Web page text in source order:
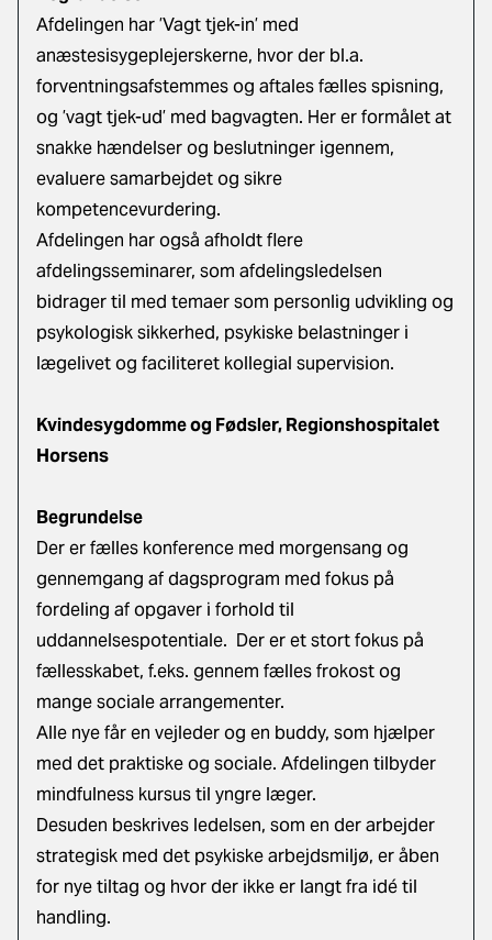
Afdelingen har ’Vagt tjek-in’ med
anæstesisygeplejerskerne, hvor der bl.a.
forventningsafstemmes og aftales fælles spisning,
og ’vagt tjek-ud’ med bagvagten. Her er formålet at
snakke hændelser og beslutninger igennem,
evaluere samarbejdet og sikre
kompetencevurdering.
Afdelingen har også afholdt flere
afdelingsseminarer, som afdelingsledelsen
bidrager til med temaer som personlig udvikling og
psykologisk sikkerhed, psykiske belastninger i
lægelivet og faciliteret kollegial supervision.
Kvindesygdomme og Fødsler, Regionshospitalet
Horsens
Begrundelse
Der er fælles konference med morgensang og
gennemgang af dagsprogram med fokus på
fordeling af opgaver i forhold til
uddannelsespotentiale. Der er et stort fokus på
fællesskabet, f.eks. gennem fælles frokost og
mange sociale arrangementer.
Alle nye får en vejleder og en buddy, som hjælper
med det praktiske og sociale. Afdelingen tilbyder
mindfulness kursus til yngre læger.
Desuden beskrives ledelsen, som en der arbejder
strategisk med det psykiske arbejdsmiljø, er åben
for nye tiltag og hvor der ikke er langt fra idé til
handling.